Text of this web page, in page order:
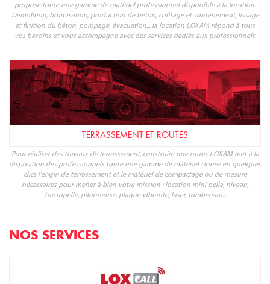
propose toute une gamme de matériel professionnel disponible à la location.
Démolition, brumisation, production de béton, coffrage et soutènement, lissage
et finition du béton, pompage, évacuation... la location LOXAM répond à tous
vos besoins et vous accompagne avec des services dédiés aux professionnels.
TERRASSEMENT ET ROUTES
Pour réaliser des travaux de terrassement, construire une route, LOXAM met à la
disposition des professionnels toute une gamme de matériel : louez en quelques
clics l'engin de terrassement et le matériel de compactage ou de mesure
nécessaires pour mener à bien votre mission : location mini pelle, niveau,
tractopelle, pilonneuse, plaque vibrante, laser, tombereau...
NOS SERVICES